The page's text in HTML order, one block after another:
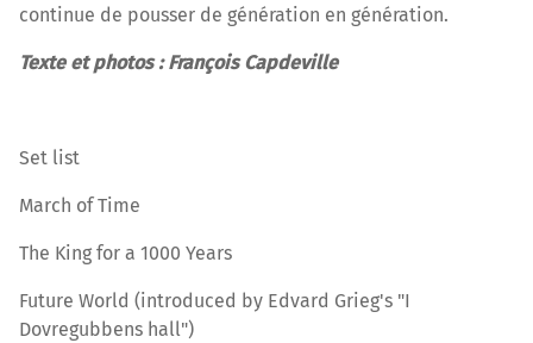
continue de pousser de génération en génération.
Texte et photos : François Capdeville
Set list
March of Time
The King for a 1000 Years
Future World (introduced by Edvard Grieg's "I
Dovregubbens hall")